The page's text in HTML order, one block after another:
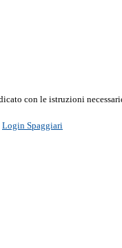
con le istruzioni
Login Spaggiari